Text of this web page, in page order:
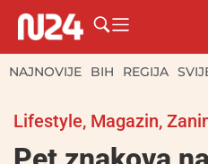
NAJNOVIJE BIH REGIJA
Lifestyle, Magazin,